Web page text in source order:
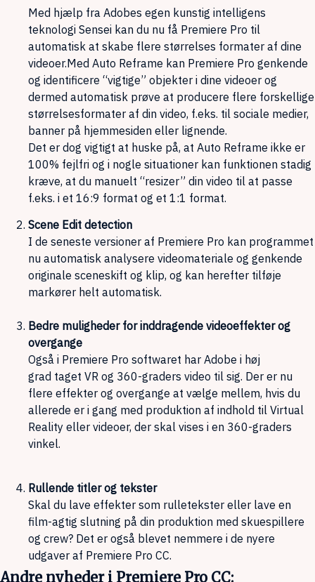
Med hjælp fra Adobes egen kunstig intelligens
teknologi Sensei kan du nu få Premiere Pro til
automatisk at skabe flere størrelses formater af dine
videoer.Med Auto Reframe kan Premiere Pro genkende
og identificere “vigtige” objekter i dine videoer og
dermed automatisk prøve at producere flere forskellige
størrelsesformater af din video, f.eks. til sociale medier,
banner på hjemmesiden eller lignende.
Det er dog vigtigt at huske på, at Auto Reframe ikke er
100% fejlfri og i nogle situationer kan funktionen stadig
kræve, at du manuelt “resizer” din video til at passe
f.eks. i et 16:9 format og et 1:1 format.
Scene Edit detection
I de seneste versioner af Premiere Pro kan programmet
nu automatisk analysere videomateriale og genkende
originale sceneskift og klip, og kan herefter tilføje
markører helt automatisk.
Bedre muligheder for inddragende videoeffekter og
overgange
Også i Premiere Pro softwaret har Adobe i høj
grad taget VR og 360-graders video til sig. Der er nu
flere effekter og overgange at vælge mellem, hvis du
allerede er i gang med produktion af indhold til Virtual
Reality eller videoer, der skal vises i en 360-graders
vinkel.
Rullende titler og tekster
Skal du lave effekter som rulletekster eller lave en
film-agtig slutning på din produktion med skuespillere
og crew? Det er også blevet nemmere i de nyere
udgaver af Premiere Pro CC.
Andre nyheder i Premiere Pro CC: